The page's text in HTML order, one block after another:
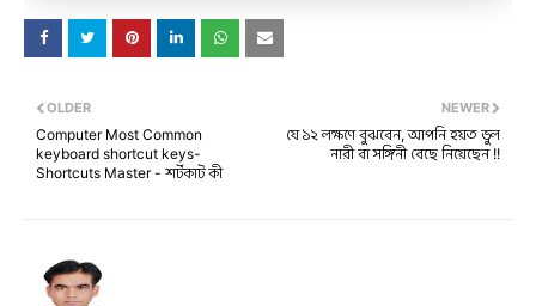
NEWER
যে ১২ লক্ষণে বুঝবেন, আপনি হয়ত ভুল
নারী বা সঙ্গিনী বেছে নিয়েছেন !!
OLDER
Computer Most Common
keyboard shortcut keys-
Shortcuts Master - শর্টকাট কী